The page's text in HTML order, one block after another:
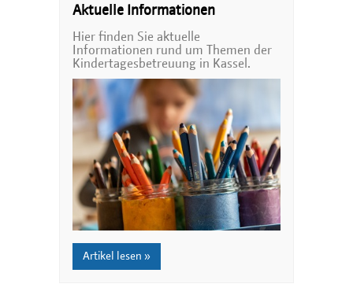
Aktuelle Informationen
Hier finden Sie aktuelle
Informationen rund um Themen der
Kindertagesbetreuung in Kassel.
Artikel lesen »